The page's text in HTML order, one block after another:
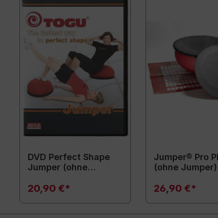
DVD Perfect Shape
Jumper (ohne
DVD)
20,90 €*
Jumper® Pro
(ohne Jumper)
26,90 €*